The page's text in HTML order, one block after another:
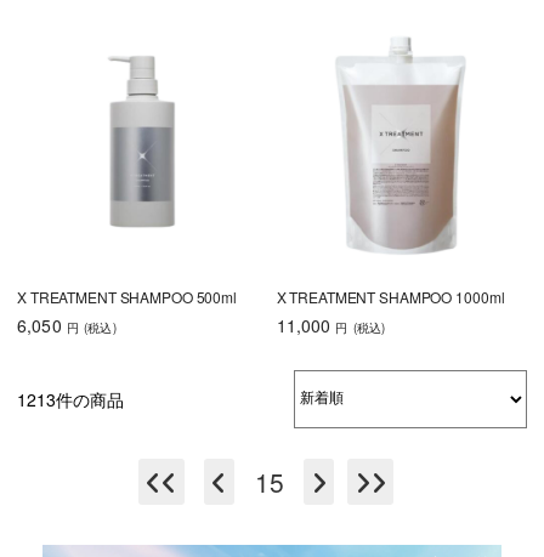
X TREATMENT SHAMPOO 500ml
6,050 円 (税込)
X TREATMENT SHAMPOO 1000ml
11,000 円 (税込)
1213件の商品
15